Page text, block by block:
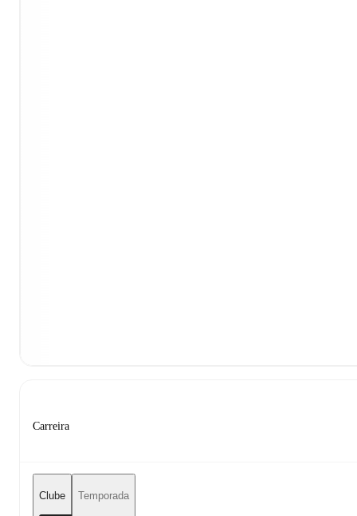
Carreira
Clube Temporada